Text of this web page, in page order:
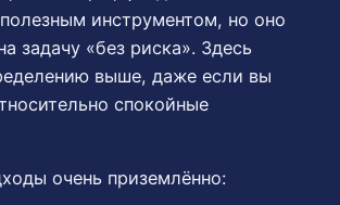
инструментом, но оно
задачу «без риска». Здесь
выше, даже если вы
спокойные
очень приземлённо: